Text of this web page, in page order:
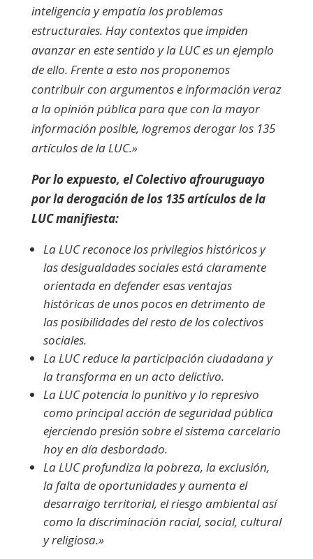
inteligencia y empatía los problemas
estructurales. Hay contextos que impiden
avanzar en este sentido y la LUC es un ejemplo
de ello. Frente a esto nos proponemos
contribuir con argumentos e información veraz
a la opinión pública para que con la mayor
información posible, logremos derogar los 135
artículos de la LUC.»
Por lo expuesto, el Colectivo afrouruguayo
por la derogación de los 135 artículos de la
LUC manifiesta:
La LUC reconoce los privilegios históricos y
las desigualdades sociales está claramente
orientada en defender esas ventajas
históricas de unos pocos en detrimento de
las posibilidades del resto de los colectivos
sociales.
La LUC reduce la participación ciudadana y
la transforma en un acto delictivo.
La LUC potencia lo punitivo y lo represivo
como principal acción de seguridad pública
ejerciendo presión sobre el sistema carcelario
hoy en día desbordado.
La LUC profundiza la pobreza, la exclusión,
la falta de oportunidades y aumenta el
desarraigo territorial, el riesgo ambiental así
como la discriminación racial, social, cultural
y religiosa.»